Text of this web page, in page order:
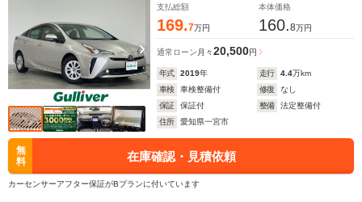
支払総額
169.7万円
本体価格
160.8万円
通常ローン 月々20,500円
年式 2019年 走行 4.4万km
車検
車検整備付 修復
なし
保証
保証付 整備
法定整備付
住所
愛知県一宮市
無
料
在庫確認・見積依頼
カーセンサーアフター保証がBプランに付いています